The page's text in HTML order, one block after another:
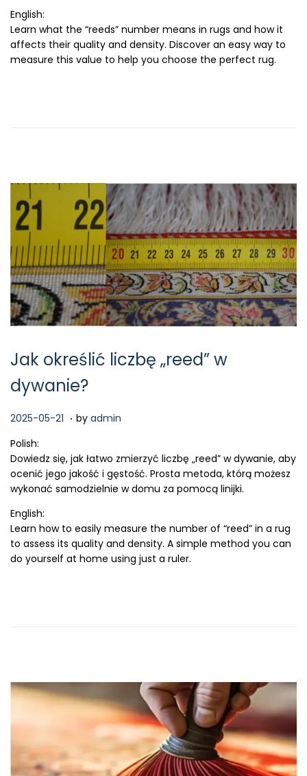
n
1
English:
Learn what the “reeds” number means in rugs and how it
affects their quality and density. Discover an easy way to
measure this value to help you choose the perfect rug.
Jak określić liczbę „reed” w
dywanie?
P
s
t
e
d
o
n
2025-05-21 2
6
-
0
. by admin
Polish:
Dowiedz się, jak łatwo zmierzyć liczbę „reed” w dywanie, aby
ocenić jego jakość i gęstość. Prosta metoda, którą możesz
wykonać samodzielnie w domu za pomocą linijki.
English:
Learn how to easily measure the number of “reed” in a rug
to assess its quality and density. A simple method you can
do yourself at home using just a ruler.